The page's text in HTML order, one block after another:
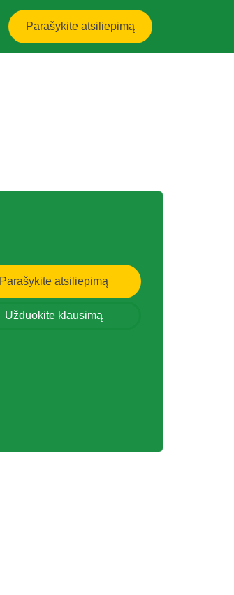
Parašykite atsiliepimą
Parašykite atsiliepimą
Užduokite klausimą